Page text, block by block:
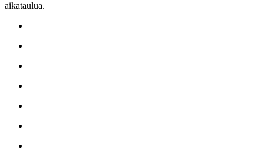
aikataulua.